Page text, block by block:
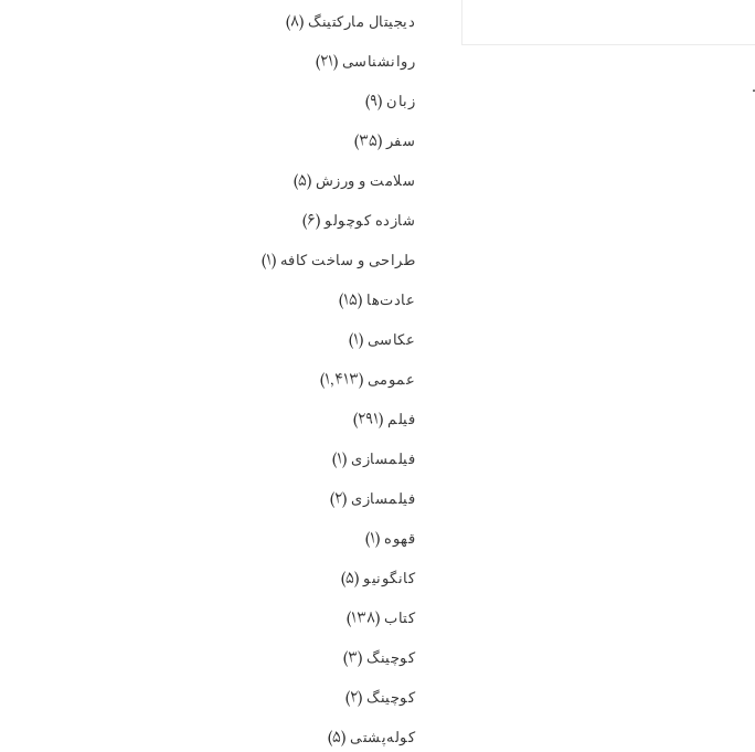
دیجیتال مارکتینگ (۸)
روانشناسی (۲۱)
زبان (۹)
سفر(۳۵)
سلامت و ورزش (۵)
شازده کوچولو(۶)
طراحی و ساخت کافه (۱)
عادت‌ها (۱۵)
عکاسی (۱)
عمومی (۱,۴۱۳)
فیلم (۲۹۱)
فیلمسازی (۱)
فیلمسازی (۲)
قهوه (۱)
کانگونیو(۵)
کتاب (۱۳۸)
کوچینگ (۳)
کوچینگ (۲)
کوله‌پشتی (۵)